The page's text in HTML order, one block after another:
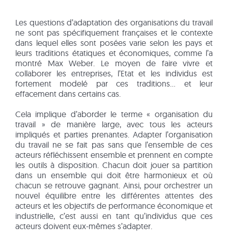
Les questions d’adaptation des organisations du travail
ne sont pas spécifiquement françaises et le contexte
dans lequel elles sont posées varie selon les pays et
leurs traditions étatiques et économiques, comme l’a
montré Max Weber. Le moyen de faire vivre et
collaborer les entreprises, l’Etat et les individus est
fortement modelé par ces traditions… et leur
effacement dans certains cas.
Cela implique d’aborder le terme « organisation du
travail » de manière large, avec tous les acteurs
impliqués et parties prenantes. Adapter l’organisation
du travail ne se fait pas sans que l’ensemble de ces
acteurs réfléchissent ensemble et prennent en compte
les outils à disposition. Chacun doit jouer sa partition
dans un ensemble qui doit être harmonieux et où
chacun se retrouve gagnant. Ainsi, pour orchestrer un
nouvel équilibre entre les différentes attentes des
acteurs et les objectifs de performance économique et
industrielle, c’est aussi en tant qu’individus que ces
acteurs doivent eux-mêmes s’adapter.